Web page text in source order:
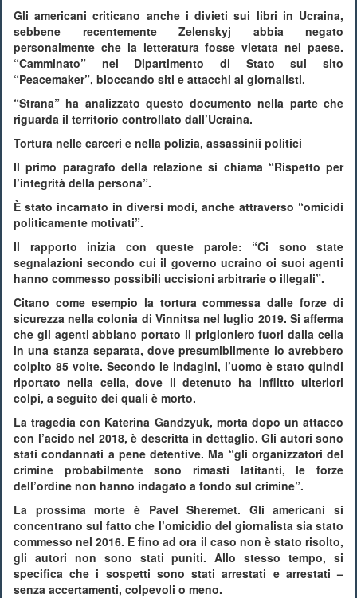
Gli americani criticano anche i divieti sui libri in Ucraina,
sebbene recentemente Zelenskyj abbia negato
personalmente che la letteratura fosse vietata nel paese.
“Camminato” nel Dipartimento di Stato sul sito
“Peacemaker”, bloccando siti e attacchi ai giornalisti.
“Strana” ha analizzato questo documento nella parte che
riguarda il territorio controllato dall’Ucraina.
Tortura nelle carceri e nella polizia, assassinii politici
Il primo paragrafo della relazione si chiama “Rispetto per
l’integrità della persona”.
È stato incarnato in diversi modi, anche attraverso “omicidi
politicamente motivati”.
Il rapporto inizia con queste parole: “Ci sono state
segnalazioni secondo cui il governo ucraino oi suoi agenti
hanno commesso possibili uccisioni arbitrarie o illegali”.
Citano come esempio la tortura commessa dalle forze di
sicurezza nella colonia di Vinnitsa nel luglio 2019. Si afferma
che gli agenti abbiano portato il prigioniero fuori dalla cella
in una stanza separata, dove presumibilmente lo avrebbero
colpito 85 volte. Secondo le indagini, l’uomo è stato quindi
riportato nella cella, dove il detenuto ha inflitto ulteriori
colpi, a seguito dei quali è morto.
La tragedia con Katerina Gandzyuk, morta dopo un attacco
con l’acido nel 2018, è descritta in dettaglio. Gli autori sono
stati condannati a pene detentive. Ma “gli organizzatori del
crimine probabilmente sono rimasti latitanti, le forze
dell’ordine non hanno indagato a fondo sul crimine”.
La prossima morte è Pavel Sheremet. Gli americani si
concentrano sul fatto che l’omicidio del giornalista sia stato
commesso nel 2016. E fino ad ora il caso non è stato risolto,
gli autori non sono stati puniti. Allo stesso tempo, si
specifica che i sospetti sono stati arrestati e arrestati –
senza accertamenti, colpevoli o meno.